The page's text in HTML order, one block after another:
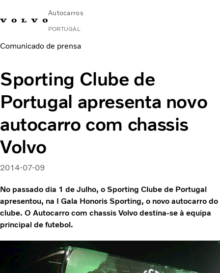
Autocarros
PORTUGAL
Change MarketContacte-nosEncontrar concessionário
Urbanos e intercidades
Autocarros de turismo
Serviços
Porquê a Volvo?
Notícias E Histórias
Contacto
Comunicado de prensa
Sporting Clube de
Portugal apresenta novo
autocarro com chassis
Volvo
2014-07-09
No passado dia 1 de Julho, o Sporting Clube de Portugal
apresentou, na I Gala Honoris Sporting, o novo autocarro do
clube. O Autocarro com chassis Volvo destina-se à equipa
principal de futebol.